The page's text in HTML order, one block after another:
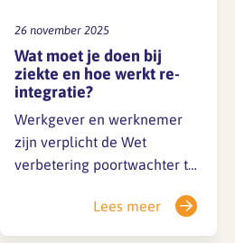
26 november 2025
Wat moet je doen bij
ziekte en hoe werkt re-
integratie?
Werkgever en werknemer
zijn verplicht de Wet
verbetering poortwachter te
om langdurig verzuim te
voorkomen en om zieke
Lees meer